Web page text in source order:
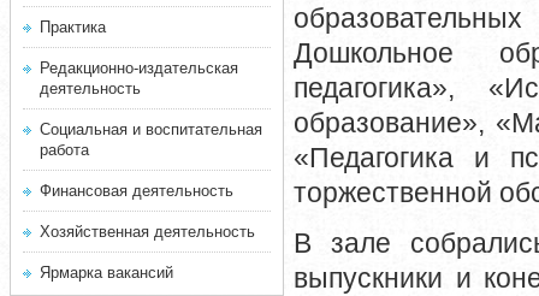
Практика
Редакционно-издательская
деятельность
Социальная и воспитательная
работа
Финансовая деятельность
Хозяйственная деятельность
Ярмарка вакансий
Дошкольное
педагогика»,
образование»,
«Педагогика и
торжественной
В зале
выпускники и